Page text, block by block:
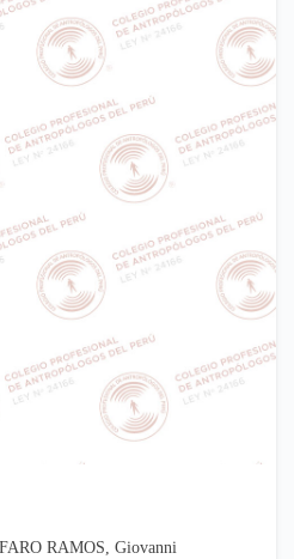
RAMOS, Giovanni